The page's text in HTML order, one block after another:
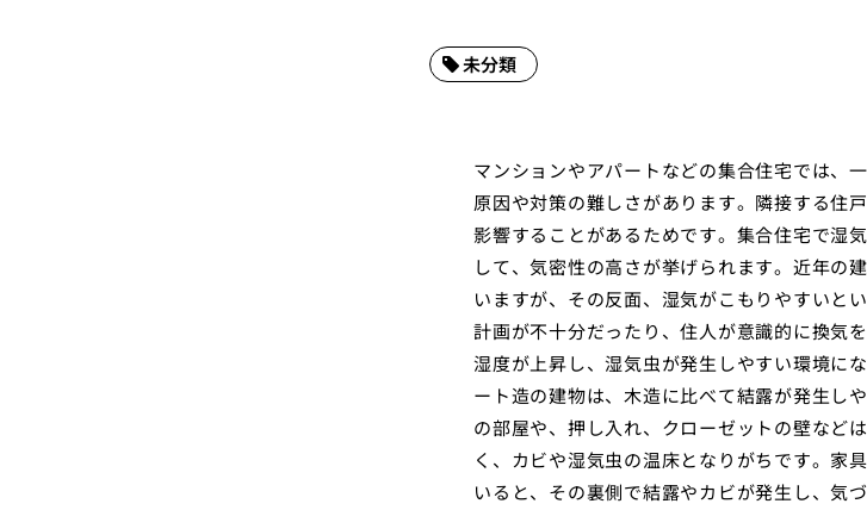
未分類
マンションやアパートなどの集合住宅では、
原因や対策の難しさがあります。隣接する住
影響することがあるためです。集合住宅で湿
して、気密性の高さが挙げられます。近年の
いますが、その反面、湿気がこもりやすいと
計画が不十分だったり、住人が意識的に換気
湿度が上昇し、湿気虫が発生しやすい環境に
ート造の建物は、木造に比べて結露が発生し
の部屋や、押し入れ、クローゼットの壁など
く、カビや湿気虫の温床となりがちです。家
いると、その裏側で結露やカビが発生し、気